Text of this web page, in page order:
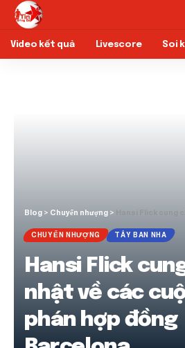
Video kết quả Livescore Soi
Blog > Chuyển nhượng >
CHUYỂN NHƯỢNG TÂY BAN NHA
Hansi Flick
nhật về các
phán hợp đồng